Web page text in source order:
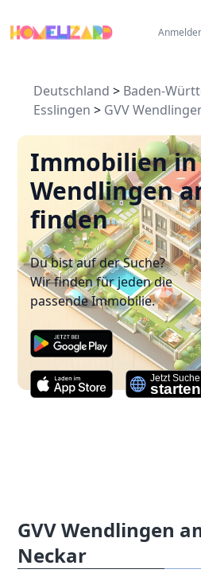
Deutschland > Baden-
Esslingen > GVV
Immobilien in
Wendlingen
finden
Du bist auf der Suche?
Wir finden für jeden die
passende Immobilie.
GVV Wendlingen
Neckar